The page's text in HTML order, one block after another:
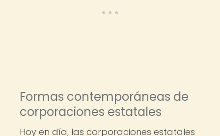
Formas contemporáneas de
corporaciones estatales
Hoy en día, las corporaciones estatales